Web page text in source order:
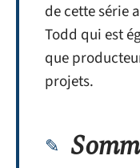
de cette série
Todd qui est
que
projets.